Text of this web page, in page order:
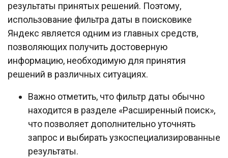
результаты принятых решений. Поэтому,
использование фильтра даты в поисковике
Яндекс является одним из главных средств,
позволяющих получить достоверную
информацию, необходимую для принятия
решений в различных ситуациях.
Важно отметить, что фильтр даты обычно
находится в разделе «Расширенный поиск»,
что позволяет дополнительно уточнять
запрос и выбирать узкоспециализированные
результаты.